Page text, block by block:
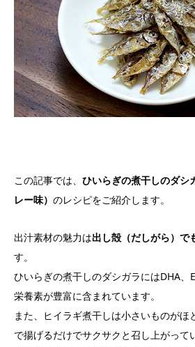
この記事では、 ひいらぎの煮干しのダシ
レー味） のレシピをご紹介します。
出汁素材の魅力は出し殻（だしがら）で
す。
ひいらぎの煮干しのダシガラにはDHA、
栄養素が豊富に含まれています。
また、ヒイラギ煮干しは小さいものがほ
で揚げるだけでサクサクと召し上がって